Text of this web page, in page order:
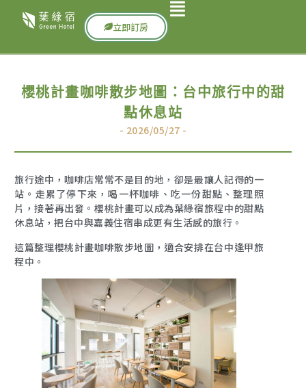
立即訂房
櫻桃計畫咖啡散步地圖：台中旅行中的甜
點休息站
- 2026/05/27 -
旅行途中，咖啡店常常不是目的地，卻是最讓人記得的一
站。走累了停下來，喝一杯咖啡、吃一份甜點、整理照
片，接著再出發。櫻桃計畫可以成為葉綠宿旅程中的甜點
休息站，把台中與嘉義住宿串成更有生活感的旅行。
這篇整理櫻桃計畫咖啡散步地圖，適合安排在台中逢甲旅
程中。